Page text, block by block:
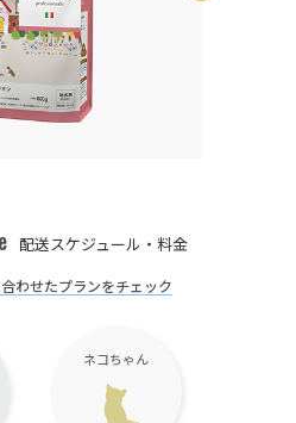
配送スケジュール・料金
わせたプランをチェック
ネコちゃん